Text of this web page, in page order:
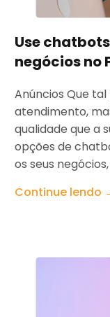
Use
negócios no
Anúncios Que
atendimento,
qualidade que a
opções de
os seus
Continue lendo